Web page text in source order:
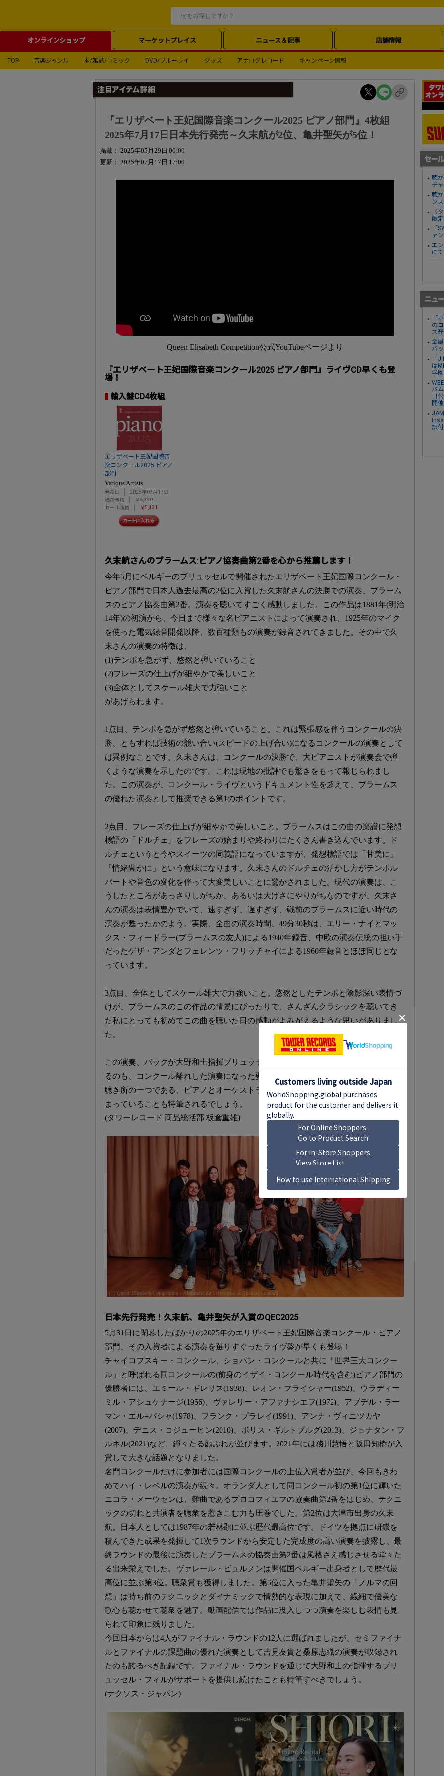
オンラインショップ マーケットプレイス ニュース＆記事 店舗情報
TOP 音楽ジャンル 本/雑誌/コミック DVD/ブルーレイ グッズ アナログレコード キャンペーン情報
『エリザベート王妃国際音楽コンクール2025 ピアノ部門』4枚組
2025年7月17日日本先行発売～久末航が2位、亀井聖矢が5位！
掲載： 2025年05月29日 00:00
更新： 2025年07月17日 17:00
Queen Elisabeth Competition公式YouTubeページより
『エリザベート王妃国際音楽コンクール2025 ピアノ部門』ライヴCD早くも登
場！
輸入盤CD4枚組
エリザベート王妃国際音
楽コンクール2025 ピアノ
部門
Various Artists
発売日
2025年07月17日
通常価格
￥6,390
セール価格
￥5,431
久末航さんのブラームス:ピアノ協奏曲第2番を心から推薦します！
今年5月にベルギーのブリュッセルで開催されたエリザベート王妃国際コンクール・
ピアノ部門で日本人過去最高の2位に入賞した久末航さんの決勝での演奏、ブラーム
スのピアノ協奏曲第2番。演奏を聴いてすごく感動しました。この作品は1881年(明治
14年)の初演から、今日まで様々な名ピアニストによって演奏され、1925年のマイク
を使った電気録音開発以降、数百種類もの演奏が録音されてきました。その中で久
末さんの演奏の特徴は、
(1)テンポを急がず、悠然と弾いていること
(2)フレーズの仕上げが細やかで美しいこと
(3)全体としてスケール雄大で力強いこと
があげられます。
1点目、テンポを急がず悠然と弾いていること。これは緊張感を伴うコンクールの決
勝、ともすれば技術の競い合い(スピードの上げ合い)になるコンクールの演奏として
は異例なことです。久末さんは、コンクールの決勝で、大ピアニストが演奏会で弾
くような演奏を示したのです。これは現地の批評でも驚きをもって報じられまし
た。この演奏が、コンクール・ライヴというドキュメント性を超えて、ブラームス
の優れた演奏として推奨できる第1のポイントです。
2点目、フレーズの仕上げが細やかで美しいこと。ブラームスはこの曲の楽譜に発想
標語の「ドルチェ」をフレーズの始まりや終わりにたくさん書き込んでいます。ド
ルチェというと今やスイーツの同義語になっていますが、発想標語では「甘美に」
「情緒豊かに」という意味になります。久末さんのドルチェの活かし方がテンポル
バートや音色の変化を伴って大変美しいことに驚かされました。現代の演奏は、こ
うしたところがあっさりしがちか、あるいは大げさにやりがちなのですが、久末さ
んの演奏は表情豊かでいて、速すぎず、遅すぎず、戦前のブラームスに近い時代の
演奏が甦ったかのよう。実際、全曲の演奏時間、49分30秒は、エリー・ナイとマッ
クス・フィードラー(ブラームスの友人)による1940年録音、中欧の演奏伝統の担い手
だったゲザ・アンダとフェレンツ・フリッチャイによる1960年録音とほぼ同じとな
っています。
3点目、全体としてスケール雄大で力強いこと。悠然としたテンポと陰影深い表情づ
けが、ブラームスのこの作品の情景にぴったりで、さんざんクラシックを聴いてき
た私にとっても初めてこの曲を聴いた日の感動がよみがえるような思いがありまし
た。
この演奏、バックが大野和士指揮ブリュッセル・フィルハーモニックと超一流であ
るのも、コンクール離れした演奏になった要因となっています。また、この作品の
聴き所の一つである、ピアノとオーケストラの奏者との掛け合いがとても美しく決
まっていることも特筆されるでしょう。
(タワーレコード 商品統括部 板倉重雄)
日本先行発売！久末航、亀井聖矢が入賞のQEC2025
5月31日に閉幕したばかりの2025年のエリザベート王妃国際音楽コンクール・ピアノ
部門、その入賞者による演奏を選りすぐったライヴ盤が早くも登場！
チャイコフスキー・コンクール、ショパン・コンクールと共に「世界三大コンクー
ル」と呼ばれる同コンクールの(前身のイザイ・コンクール時代を含む)ピアノ部門の
優勝者には、エミール・ギレリス(1938)、レオン・フライシャー(1952)、ウラディー
ミル・アシュケナージ(1956)、ヴァレリー・アファナシエフ(1972)、アブデル・ラー
マン・エル=バシャ(1978)、フランク・ブラレイ(1991)、アンナ・ヴィニツカヤ
(2007)、デニス・コジューヒン(2010)、ボリス・ギルトブルグ(2013)、ジョナタン・フ
ルネル(2021)など、錚々たる顔ぶれが並びます。2021年には務川慧悟と阪田知樹が入
賞して大きな話題となりました。
名門コンクールだけに参加者には国際コンクールの上位入賞者が並び、今回もきわ
めてハイ・レベルの演奏が続々。オランダ人として同コンクール初の第1位に輝いた
ニコラ・メーウセンは、難曲であるプロコフィエフの協奏曲第2番をはじめ、テクニ
ックの切れと共演者を聴衆を惹きこむ力も圧巻でした。第2位は大津市出身の久末
航。日本人としては1987年の若林顕に並ぶ歴代最高位です。ドイツを拠点に研鑽を
積んできた成果を発揮して1次ラウンドから安定した完成度の高い演奏を披露し、最
終ラウンドの最後に演奏したブラームスの協奏曲第2番は風格さえ感じさせる堂々た
る出来栄えでした。ヴァレール・ビュルノンは開催国ベルギー出身者として歴代最
高位に並ぶ第3位。聴衆賞も獲得しました。第5位に入った亀井聖矢の「ノルマの回
想」は持ち前のテクニックとダイナミックで情熱的な表現に加えて、繊細で優美な
歌心も聴かせて聴衆を魅了。動画配信では作品に没入しつつ演奏を楽しむ表情も見
られて印象に残りました。
今回日本からは4人がファイナル・ラウンドの12人に選ばれましたが、セミファイナ
ルとファイナルの課題曲の優れた演奏として吉見友貴と桑原志織の演奏が収録され
たのも誇るべき記録です。ファイナル・ラウンドを通じて大野和士の指揮するブリ
ュッセル・フィルがサポートを提供し続けたことも特筆すべきでしょう。
(ナクソス・ジャパン)
聴
チ
聴
ン
〈
限
「
ャ
エ
に
「
の
ズ
金
バ
「
は
学
バ
日
開催
訳